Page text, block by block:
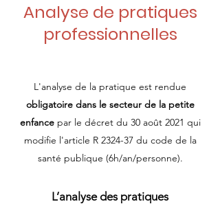
Analyse de pratiques
professionnelles
L'analyse de la pratique est rendue
obligatoire dans le secteur de la petite
enfancepar le décret du 30 août 2021 qui
modifie l'article R 2324-37 du code de la
santé publique (6h/an/personne).
L’analyse des pratiques